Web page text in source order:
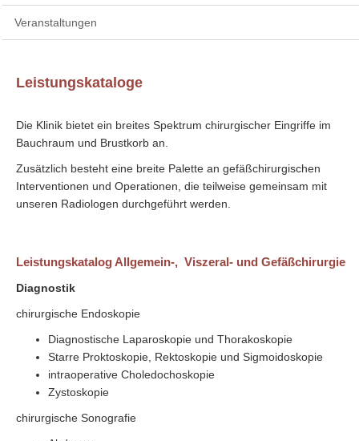
Veranstaltungen
Leistungskataloge
Die Klinik bietet ein breites Spektrum chirurgischer Eingriffe im
Bauchraum und Brustkorb an.
Zusätzlich besteht eine breite Palette an gefäßchirurgischen
Interventionen und Operationen, die teilweise gemeinsam mit
unseren Radiologen durchgeführt werden.
Leistungskatalog Allgemein-, Viszeral- und Gefäßchirurgie
Diagnostik
chirurgische Endoskopie
Diagnostische Laparoskopie und Thorakoskopie
Starre Proktoskopie, Rektoskopie und Sigmoidoskopie
intraoperative Choledochoskopie
Zystoskopie
chirurgische Sonografie